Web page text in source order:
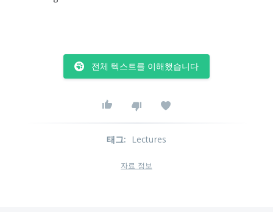
전체 텍스트를 이해했습니다
태그: Lectures
자료 정보